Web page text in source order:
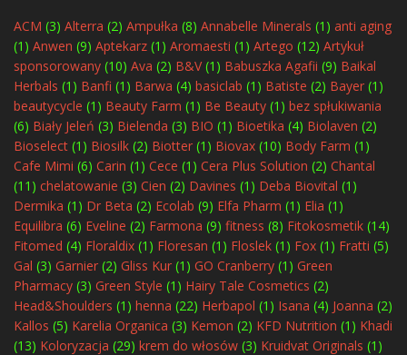
ACM (3) Alterra (2) Ampułka (8) Annabelle Minerals (1) anti aging
(1) Anwen (9) Aptekarz (1) Aromaesti (1) Artego (12) Artykuł
sponsorowany (10) Ava (2) B&V(1) Babuszka Agafii (9) Baikal
Herbals (1) Banfi (1) Barwa (4) basiclab (1) Batiste (2) Bayer (1)
beautycycle (1) Beauty Farm (1) Be Beauty (1) bez spłukiwania
(6) Biały Jeleń (3) Bielenda (3) BIO (1) Bioetika (4) Biolaven (2)
Bioselect (1) Biosilk (2) Biotter (1) Biovax (10) Body Farm (1)
Cafe Mimi (6) Carin (1) Cece (1) Cera Plus Solution (2) Chantal
(11) chelatowanie (3) Cien (2) Davines (1) Deba Biovital (1)
Dermika (1) Dr Beta (2) Ecolab (9) Elfa Pharm (1) Elia (1)
Equilibra (6) Eveline (2) Farmona (9) fitness (8) Fitokosmetik (14)
Fitomed (4) Floraldix (1) Floresan (1) Floslek (1) Fox (1) Fratti (5)
Gal (3) Garnier (2) Gliss Kur (1) GO Cranberry (1) Green
Pharmacy (3) Green Style (1) Hairy Tale Cosmetics (2)
Head&Shoulders (1) henna (22) Herbapol (1) Isana (4) Joanna (2)
Kallos (5) Karelia Organica (3) Kemon (2) KFD Nutrition (1) Khadi
(13) Koloryzacja (29) krem do włosów (3) Kruidvat Originals (1)